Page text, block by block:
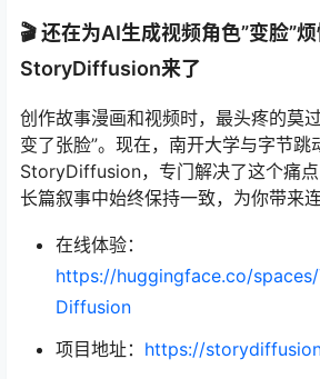
🎬 还在为AI生成视频角色”变脸”烦
StoryDiffusion来了
创作故事漫画和视频时，最头疼的莫
变了张脸”。现在，南开大学与字节跳
StoryDiffusion，专门解决了这个痛
长篇叙事中始终保持一致，为你带来
在线体验：
https://huggingface.co/
Diffusion
项目地址： https://